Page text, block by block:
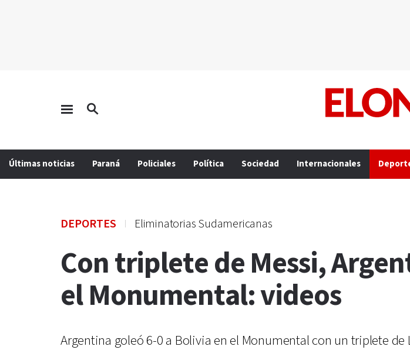
Últimas noticias Paraná Policiales Política Sociedad Internacionales
DEPORTES Eliminatorias Sudamericanas
Con triplete de Messi,
el Monumental: videos
Argentina goleó 6-0 a Bolivia en el Monumental con un triplete